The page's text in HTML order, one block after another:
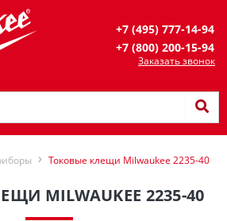
+7 (495) 777-14-94
+7 (800) 200-15-94
Заказать звонок
Токовые клещи Milwaukee 2235-40
MILWAUKEE 2235-40